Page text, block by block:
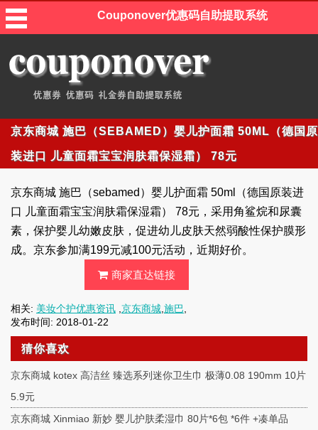
Couponover优惠码自助提取系统
京东商城 施巴（SEBAMED）婴儿护面霜 50ML（德国原
装进口 儿童面霜宝宝润肤霜保湿霜） 78元
京东商城 施巴（sebamed）婴儿护面霜 50ml（德国原装进
口 儿童面霜宝宝润肤霜保湿霜） 78元，采用角鲨烷和尿囊
素，保护婴儿幼嫩皮肤，促进幼儿皮肤天然弱酸性保护膜形
成。京东参加满199元减100元活动，近期好价。
商家直达链接
相关: 美妆个护优惠资讯 京东商城 施巴
发布时间: 2018-01-22
猜你喜欢
京东商城 kotex 高洁丝 臻选系列迷你卫生巾 极薄0.08 190mm 10片
5.9元
京东商城 Xinmiao 新妙 婴儿护肤柔湿巾 80片*6包 *6件 +凑单品